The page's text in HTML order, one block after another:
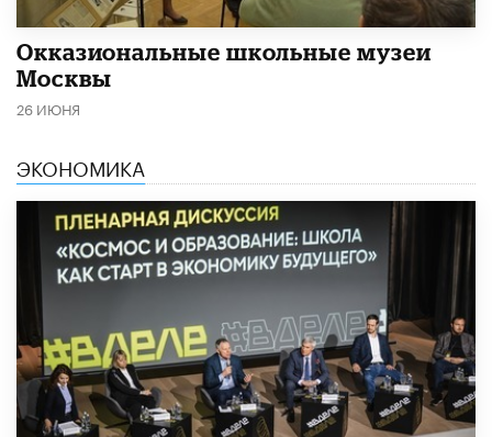
​Окказиональные школьные музеи
Москвы
26 ИЮНЯ
ЭКОНОМИКА